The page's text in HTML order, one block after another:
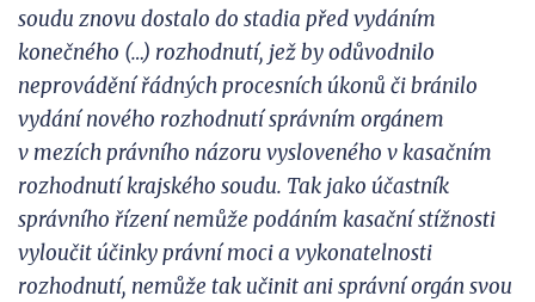
soudu znovu dostalo do stadia před vydáním
konečného (…) rozhodnutí, ježbyodůvodnilo
neprovádění řádných procesních úkonů či bránilo
vydání nového rozhodnutí správním orgánem
v mezích právního názoru vysloveného v kasačním
rozhodnutí krajského soudu. Tak jako účastník
správního řízení nemůže podáním kasační stížnosti
vyloučit účinky právní moci a vykonatelnosti
rozhodnutí, nemůže tak učinit ani správní orgán svou